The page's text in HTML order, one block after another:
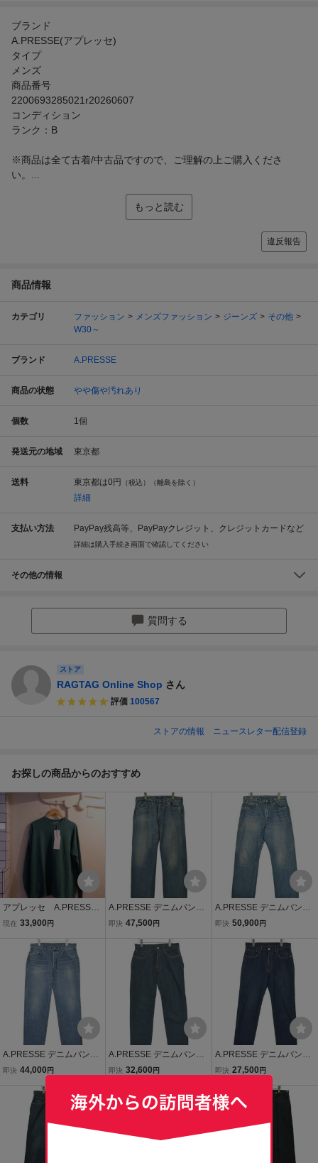
ブランド
A.PRESSE(アプレッセ)
タイプ
メンズ
商品番号
2200693285021r20260607
コンディション
ランク：B
※商品は全て古着/中古品ですので、ご理解の上ご購入くださ
い。...
もっと読む
違反報告
商品情報
カテゴリ ファッション メンズファッション ジーンズ
その他
W30～
ブランド A.PRESSE
商品の状態 やや傷や汚れあり
個数 1個
発送元の地域 東京都
送料 東京都は0円 （税込）（離島を除く）
詳細
支払い方法 PayPay残高等、PayPayクレジット、クレジットカードなど
詳細は購入手続き画面で確認してください
その他の情報
質問する
ストア
RAGTAG Online Shop さん
評価 100567
ストアの情報 ニュースレター配信登録
お探しの商品からのおすすめ
アプレッセ A.PRESSE
25AW 未使用 カットソ
0-B Vintage L/S T-Shirt
古着加工 グリーン系
定価35200円
現在 33,900 円
A.PRESSE デニムパンツ
メンズ アプレッセ 中古
即決 47,500 円
A.PRESSE デニムパンツ
メンズ アプレッセ 中古
即決 50,900 円
A.PRESSE デニムパンツ
メンズ アプレッセ 中古
即決 44,000 円
A.PRESSE デニムパンツ
メンズ アプレッセ 中古
即決 32,600 円
A.PRESSE デニムパンツ
メンズ アプレッセ 中古
即決 27,500 円